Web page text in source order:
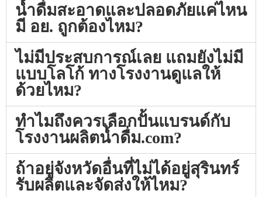
น้ำดื่มสะอาดและปลอดภัยแค่ไหน
มี อย. ถูกต้องไหม?
ไม่มีประสบการณ์เลย แถมยังไม่มี
แบบโลโก้ ทางโรงงานดูแลให้
ด้วยไหม?
ทำไมถึงควรเลือกปั้นแบรนด์กับ
โรงงานผลิตน้ำดื่ม.com?
ถ้าอยู่จังหวัดอื่นที่ไม่ได้อยู่สุรินทร์
รับผลิตและจัดส่งให้ไหม?